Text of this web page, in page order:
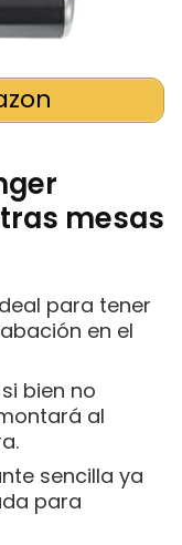
mesas
para tener
en el
bien no
al
sencilla ya
para